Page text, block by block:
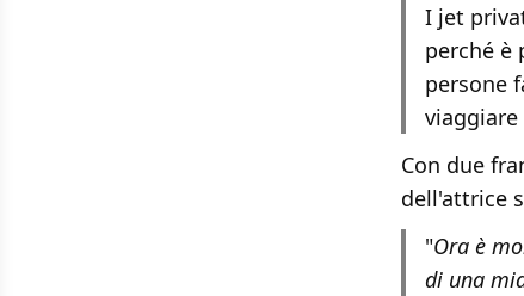
I jet
perché è
persone
Con due
dell'attrice
"Ora è
di una